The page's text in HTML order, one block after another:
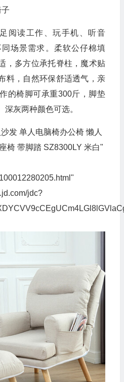
阅读工作、玩手机、听音
场景需求。柔软公仔棉填
，多方位承托脊柱，魔术贴
料，自然环保舒适透气，亲
的椅脚可承重300斤，脚垫
灰两种颜色可选。
发 单人电脑椅办公椅 懒人
椅 带脚踏 SZ8300LY 米白"
jdc?